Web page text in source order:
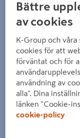
Föregående
Bättre
av cookies
K-Group och våra
cookies för att
förväntat och för
användning av
alla". Dina
länken "Cookie-
cookie-policy